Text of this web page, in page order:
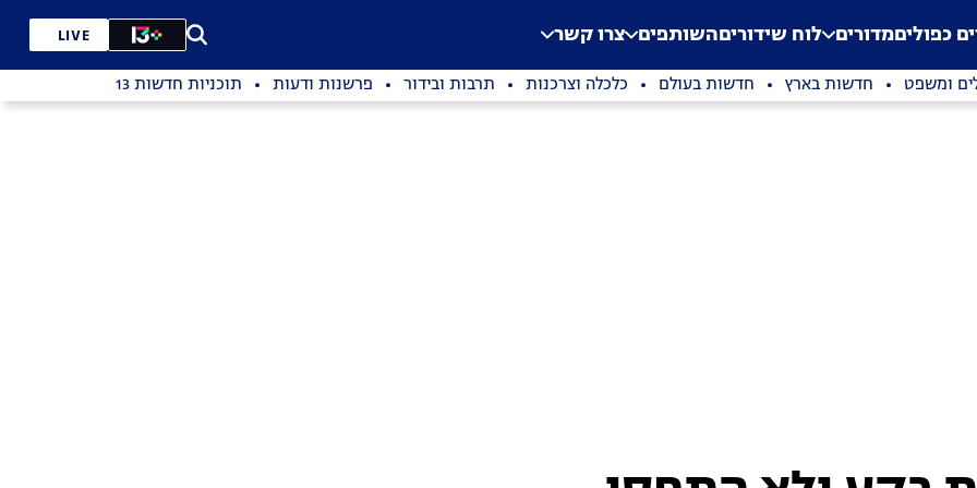
Application error: a
. כפוליםמדורים לוח שידוריםהשותפים צרו קשר LIVE
ומשפט חדשות בארץ חדשות בעולם כלכלה וצרכנות תרבות ובידור פרשנות ודעות תוכניות חדשות 13